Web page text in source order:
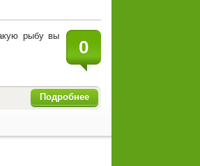
0
рыбу вы
Подробнее